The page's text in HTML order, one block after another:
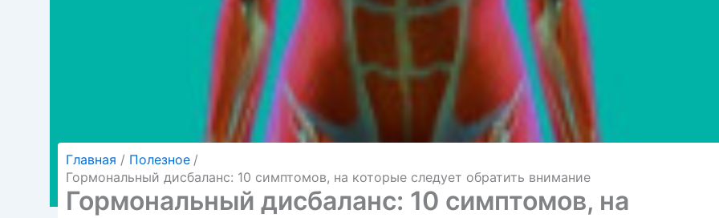
Главная
Полезное
Гормональный дисбаланс: 10 симптомов, на которые следует обратить внимание
Гормональный дисбаланс: 10 симптомов, на